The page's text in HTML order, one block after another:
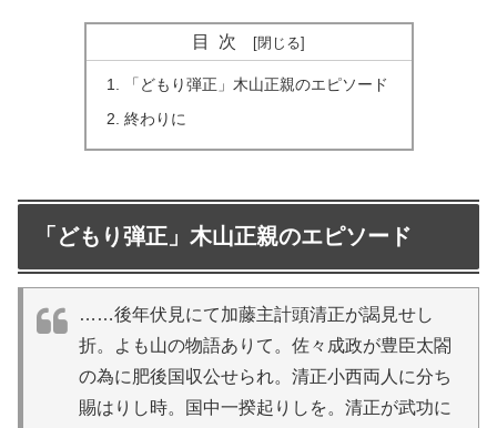
目次
「どもり弾正」木山正親のエピソード
終わりに
「どもり弾正」木山正親のエピソード
……後年伏見にて加藤主計頭清正が謁見せし
折。よも山の物語ありて。佐々成政が豊臣太閤
の為に肥後国収公せられ。清正小西両人に分ち
賜はりし時。国中一揆起りしを。清正が武功に